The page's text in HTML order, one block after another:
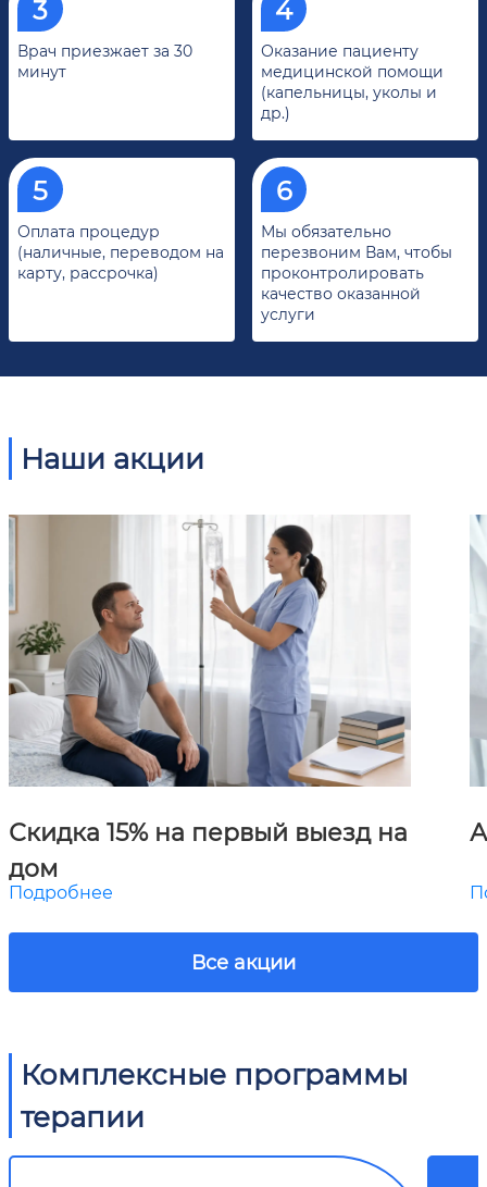
Врач приезжает за 30
минут
Оказание пациенту
медицинской помощи
(капельницы, уколы и
др.)
Оплата процедур
(наличные, переводом на
карту, рассрочка)
Мы обязательно
перезвоним Вам, чтобы
проконтролировать
качество оказанной
услуги
Наши акции
Скидка 15% на первый выезд на
дом
Подробнее
Все акции
Комплексные программы
терапии